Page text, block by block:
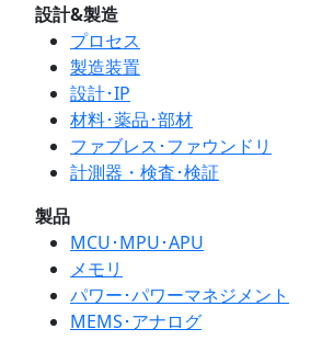
設計&製造
プロセス
製造装置
設計･IP
材料･薬品･部材
ファブレス･ファウンドリ
計測器・検査･検証
製品
MCU･MPU･APU
メモリ
パワー･パワーマネジメント
MEMS･アナログ